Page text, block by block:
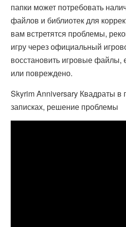
папки может потребовать
файлов и библиотек для
вам встретятся проблемы,
игру через официальный
восстановить игровые файлы,
или повреждено.
Skyrim Anniversary Квадраты в
записках, решение проблемы